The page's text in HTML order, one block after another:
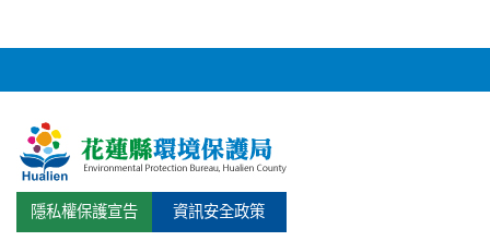
隱私權保護宣告 資訊安全政策